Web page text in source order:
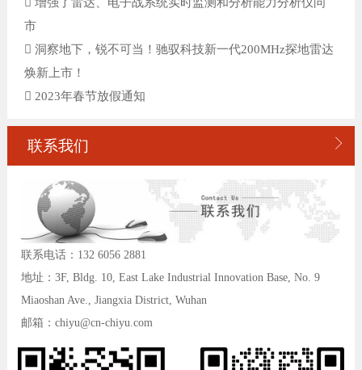
增强了雷达、电子战系统实时监测和分析能力分析仪问
市
洞察地下，锐不可当！驰驭科技新一代200MHz探地雷达
焕新上市！
2023年春节放假通知
联系我们 
联系电话：132 6056 2881
地址：3F, Bldg. 10, East Lake Industrial Innovation Base, No. 9
Miaoshan Ave., Jiangxia District, Wuhan
邮箱：chiyu@cn-chiyu.com